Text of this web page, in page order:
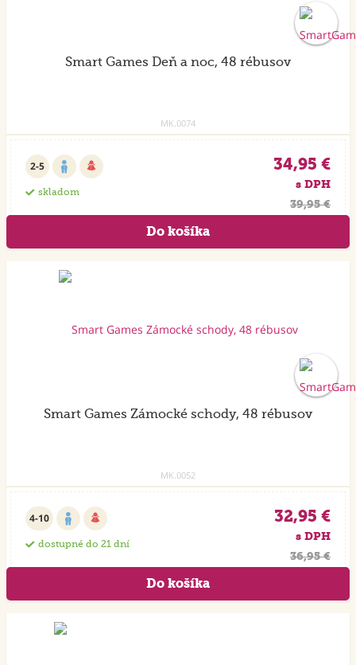
Smart Games Deň a noc, 48 rébusov
MK.0074
2-5
skladom
34,95 €
s DPH
39,95 €
Smart Games Zámocké schody, 48 rébusov
MK.0052
4-10
dostupné do 21 dní
32,95 €
s DPH
36,95 €